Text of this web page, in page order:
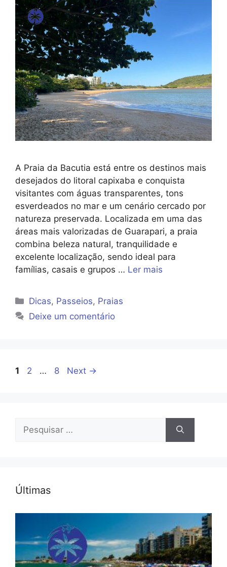
A Praia da Bacutia está entre os destinos mais
desejados do litoral capixaba e conquista
visitantes com águas transparentes, tons
esverdeados no mar e um cenário cercado por
natureza preservada. Localizada em uma das
áreas mais valorizadas de Guarapari, a praia
combina beleza natural, tranquilidade e
excelente localização, sendo ideal para
famílias, casais e grupos … Ler mais
Categorias
Dicas, Passeios, Praias
Deixe um comentário
Page
1 Page
2 … Page
8 Next →
Pesquisar
Últimas